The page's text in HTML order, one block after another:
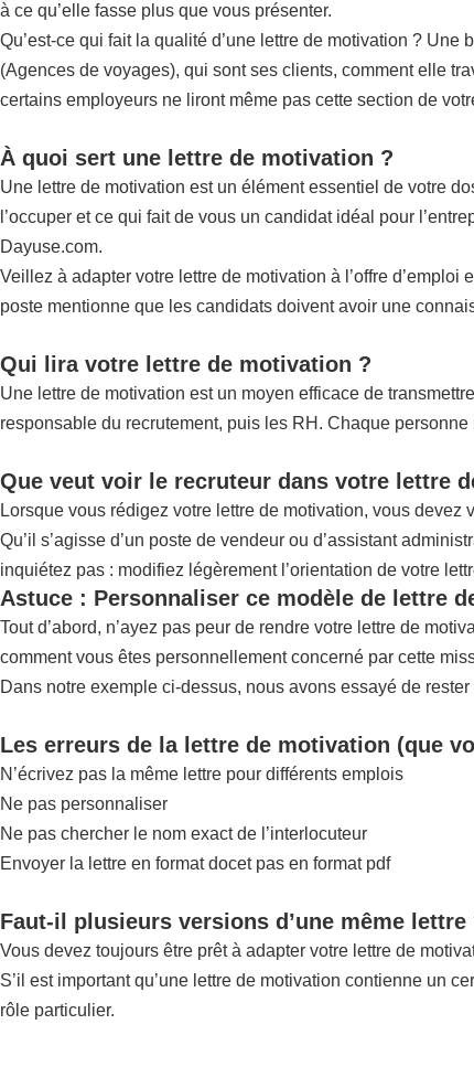
à ce qu’elle fasse plus que vous présenter.
Qu’est-ce qui fait la qualité d’une lettre de motivation ?
(Agences de voyages), qui sont ses clients, comment elle
certains employeurs ne liront même pas cette section de
À quoi sert une lettre de motivation ?
Une lettre de motivation est un élément essentiel de votre
l’occuper et ce qui fait de vous un candidat idéal pour
Dayuse.com.
Veillez à adapter votre lettre de motivation à l’offre
poste mentionne que les candidats doivent avoir une
Qui lira votre lettre de motivation ?
Une lettre de motivation est un moyen efficace de
responsable du recrutement, puis les RH. Chaque
Que veut voir le recruteur dans votre lettre
Lorsque vous rédigez votre lettre de motivation, vous
Qu’il s’agisse d’un poste de vendeur ou d’assistant
inquiétez pas : modifiez légèrement l’orientation de votre
Astuce : Personnaliser ce modèle de lettre
Tout d’abord, n’ayez pas peur de rendre votre lettre de
comment vous êtes personnellement concerné par cette
Dans notre exemple ci-dessus, nous avons essayé de
Les erreurs de la lettre de motivation (que
N’écrivez pas la même lettre pour différents emplois
Ne pas personnaliser
Ne pas chercher le nom exact de l’interlocuteur
Envoyer la lettre en format docet pas en format pdf
Faut-il plusieurs versions d’une même lettre
Vous devez toujours être prêt à adapter votre lettre de
S’il est important qu’une lettre de motivation contienne un
rôle particulier.